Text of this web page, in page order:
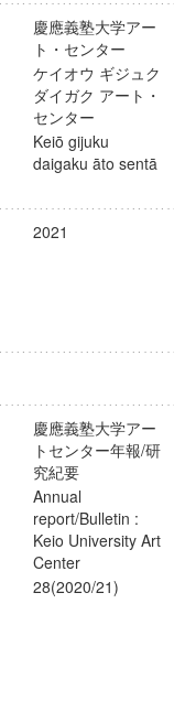
慶應義塾大学アー
ト・センター
ケイオウ ギジュク
ダイガク アート・
センター
Keiō gijuku
daigaku āto sentā
2021
慶應義塾大学アー
トセンター年報/研
究紀要
Annual
report/Bulletin :
Keio University Art
Center
28(2020/21)